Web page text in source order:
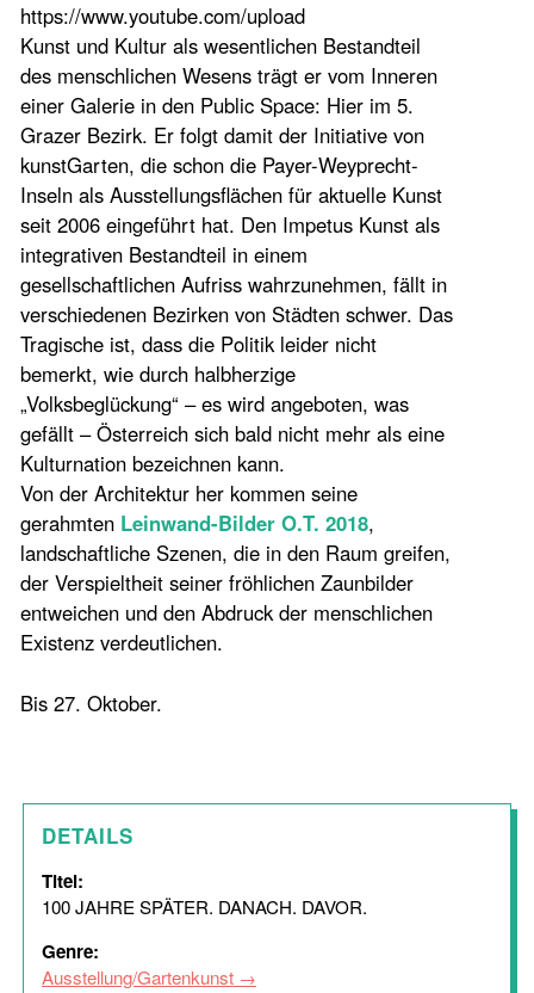
https://www.youtube.com/upload
Kunst und Kultur als wesentlichen Bestandteil
des menschlichen Wesens trägt er vom Inneren
einer Galerie in den Public Space: Hier im 5.
Grazer Bezirk. Er folgt damit der Initiative von
kunstGarten, die schon die Payer-Weyprecht-
Inseln als Ausstellungsflächen für aktuelle Kunst
seit 2006 eingeführt hat. Den Impetus Kunst als
integrativen Bestandteil in einem
gesellschaftlichen Aufriss wahrzunehmen, fällt in
verschiedenen Bezirken von Städten schwer. Das
Tragische ist, dass die Politik leider nicht
bemerkt, wie durch halbherzige
„Volksbeglückung“ – es wird angeboten, was
gefällt – Österreich sich bald nicht mehr als eine
Kulturnation bezeichnen kann.
Von der Architektur her kommen seine
gerahmten Leinwand-Bilder O.T. 2018,
landschaftliche Szenen, die in den Raum greifen,
der Verspieltheit seiner fröhlichen Zaunbilder
entweichen und den Abdruck der menschlichen
Existenz verdeutlichen.
Bis 27. Oktober.
DETAILS
Titel:
100 JAHRE SPÄTER. DANACH. DAVOR.
Genre:
Ausstellung/Gartenkunst